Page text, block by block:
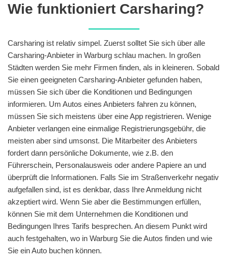
Wie funktioniert Carsharing?
Carsharing ist relativ simpel. Zuerst solltet Sie sich über alle
Carsharing-Anbieter in Warburg schlau machen. In großen
Städten werden Sie mehr Firmen finden, als in kleineren. Sobald
Sie einen geeigneten Carsharing-Anbieter gefunden haben,
müssen Sie sich über die Konditionen und Bedingungen
informieren. Um Autos eines Anbieters fahren zu können,
müssen Sie sich meistens über eine App registrieren. Wenige
Anbieter verlangen eine einmalige Registrierungsgebühr, die
meisten aber sind umsonst. Die Mitarbeiter des Anbieters
fordert dann persönliche Dokumente, wie z.B. den
Führerschein, Personalausweis oder andere Papiere an und
überprüft die Informationen. Falls Sie im Straßenverkehr negativ
aufgefallen sind, ist es denkbar, dass Ihre Anmeldung nicht
akzeptiert wird. Wenn Sie aber die Bestimmungen erfüllen,
können Sie mit dem Unternehmen die Konditionen und
Bedingungen Ihres Tarifs besprechen. An diesem Punkt wird
auch festgehalten, wo in Warburg Sie die Autos finden und wie
Sie ein Auto buchen können.